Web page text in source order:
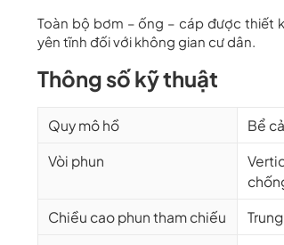
Toàn bộ bơm – ống – cáp được thiết
yên tĩnh đối với không gian cư dân.
Thông số kỹ thuật
Quy mô hồ Bể
Vòi phun
Chiều cao phun tham chiếu